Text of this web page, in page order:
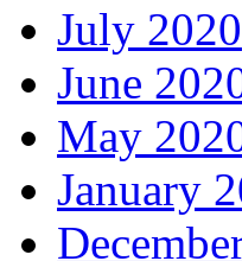
July 2020
June
May
January